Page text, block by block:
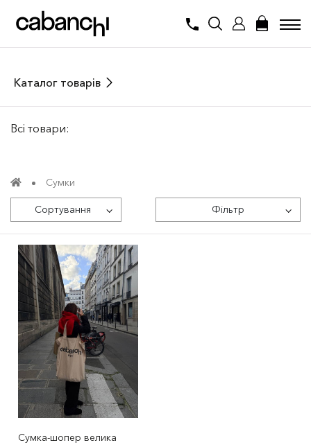
Каталог товарів
Всі товари:
Сумки
Сортування Фільтр
Сумка-шопер велика